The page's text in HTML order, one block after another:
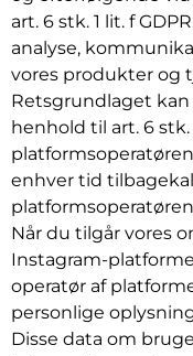
art. 6 stk. 1 lit. f
analyse,
vores produkter og
Retsgrundlaget
henhold til art. 6 stk.
enhver tid
Når du tilgår vores
Instagram-
operatør af
personlige
Disse data om